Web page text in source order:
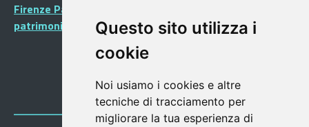
Questo sito utilizza i
cookie
Noi usiamo i cookies e altre
tecniche di tracciamento per
migliorare la tua esperienza di
Firenze Patrimonio Mondiale - Centro storico di Firenze
patrimonio dell’Umanità